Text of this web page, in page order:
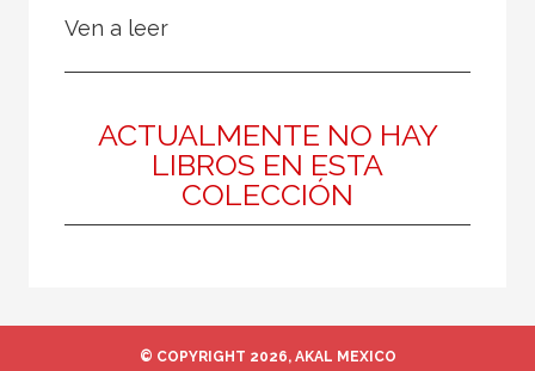
50 Aniversario
A fondo
Ven a leer
ACTUALMENTE NO HAY
LIBROS EN ESTA
COLECCIÓN
© COPYRIGHT 2026, AKAL MEXICO